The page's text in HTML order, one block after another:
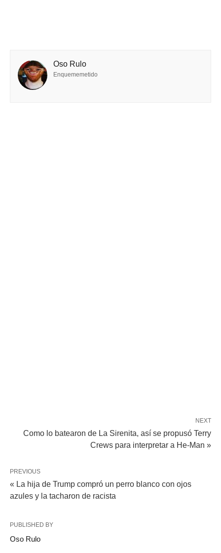
Oso Rulo
Enquememetido
NEXT
Como lo batearon de La Sirenita, así se propusó Terry
Crews para interpretar a He-Man »
PREVIOUS
« La hija de Trump compró un perro blanco con ojos
azules y la tacharon de racista
PUBLISHED BY
Oso Rulo